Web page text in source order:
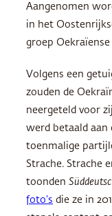
Aangenomen
in het
groep Oekraïense
Volgens een
zouden de
neergeteld voor
werd betaald aan
toenmalige
Strache. Strache
toonden
foto’s die ze in